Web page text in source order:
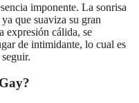
imponente. La sonrisa
que suaviza su gran
expresión cálida, se
de intimidante, lo cual es